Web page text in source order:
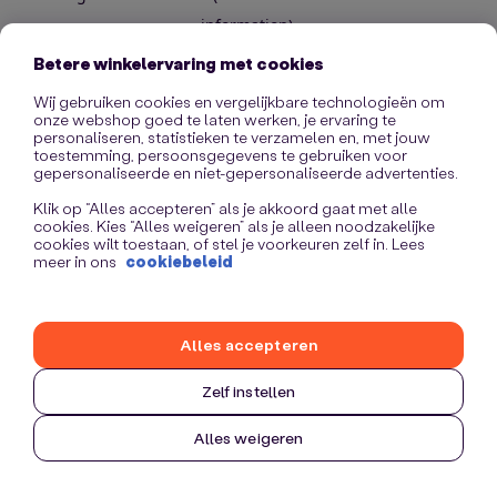
information).
Betere winkelervaring met cookies
Wij gebruiken cookies en vergelijkbare technologieën om
onze webshop goed te laten werken, je ervaring te
personaliseren, statistieken te verzamelen en, met jouw
toestemming, persoonsgegevens te gebruiken voor
gepersonaliseerde en niet-gepersonaliseerde advertenties.
Klik op “Alles accepteren” als je akkoord gaat met alle
cookies. Kies “Alles weigeren” als je alleen noodzakelijke
cookies wilt toestaan, of stel je voorkeuren zelf in. Lees
meer in ons cookiebeleid
Zelf instellen
Alles weigeren
Alles accepteren